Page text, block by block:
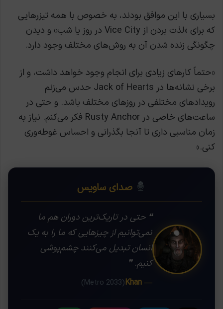
بسیاری با این موافق بودند، به خصوص با همه تیزرهایی
که برای «لذت بردن از Vice City در روز یا شب» و دیدن
چگونگی زنده شدن آن به روش‌های مختلف وجود دارد.
«حتماً کارهای زیادی برای انجام وجود خواهد داشت، و از
برخی نشانه‌ها در Jack of Hearts حدس می‌زنم
رویدادهای مختلفی در روزهای مختلف باشد. و حتی در
ساعت‌های خاصی در Rusty Anchor فکر می‌کنم. نیاز به
زمان مناسبی داری تا آنجا بگذرانی و احساس غوطه‌وری
کنی.»
صدای ساویس
❝ حتی در تاریک‌ترین دوران هم ما
نمی‌توانیم از چیزهایی که ما را به یک
انسان تبدیل می‌کنند چشم‌پوشی
کنیم. ❞
— Khan
(Metro 2033)